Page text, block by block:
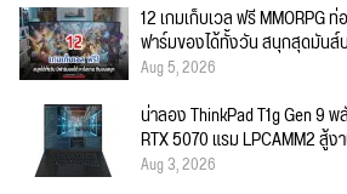
12 เกมเก็บเวล ฟรี MMORPG
ฟาร์มของได้ทั้งวัน สนุกสุดมัน
Aug 5, 2026
น่าลอง ThinkPad T1g Gen 9
RTX 5070 แรม LPCAMM2 สู้
Aug 3, 2026